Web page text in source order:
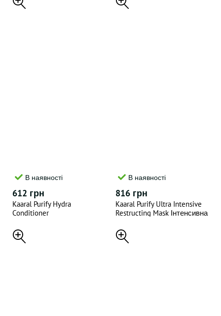
мл
В наявності
612 грн
Kaaral Purify Hydra
Conditioner
кондиціонер з протеїнами
рисового молочка і
В наявності
816 грн
Kaaral Purify Ultra Intensive
Restructing Mask Інтенсивна